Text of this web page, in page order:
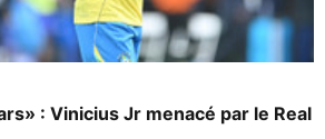
: Vinicius Jr menacé par le Real